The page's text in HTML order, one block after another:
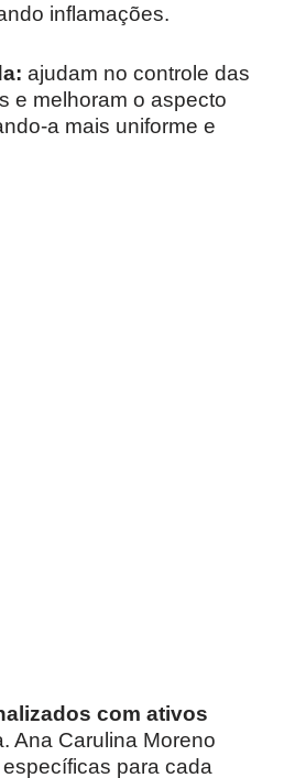
inflamações.
ajudam no controle das
e melhoram o aspecto
a mais uniforme e
com ativos
Ana Carulina Moreno
para cada